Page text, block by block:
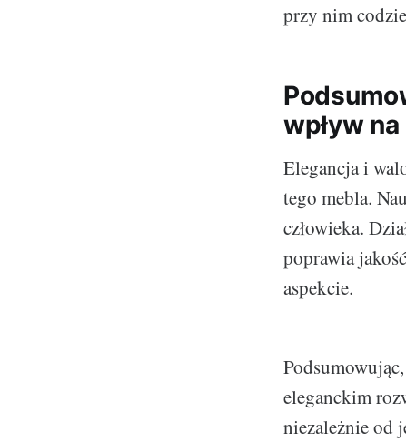
przy nim
wpływ
Elegancja i
tego mebla.
człowieka.
poprawia
aspekcie.
eleganckim
niezależnie od